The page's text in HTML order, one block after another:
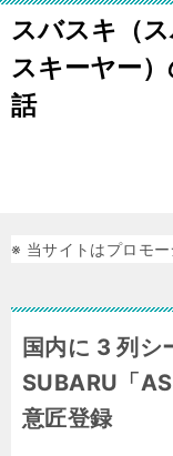
スバスキ（
スキーヤー
話
※ 当サイトはプロモー
国内に 3 列シ
SUBARU「
意匠登録